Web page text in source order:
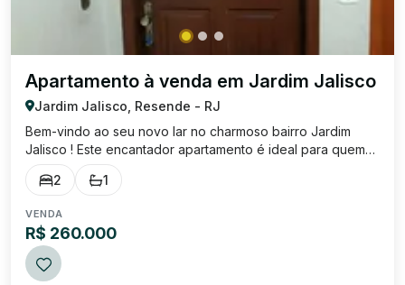
Apartamento à venda em Jardim Jalisco
Jardim Jalisco, Resende - RJ
Bem-vindo ao seu novo lar no charmoso bairro Jardim
Jalisco ! Este encantador apartamento é ideal para quem
busca conforto e praticidade. Dormitórios: 2. Banheiros: 1.
Salas: 1 Vagas: 1. Perfeito para quem deseja morar em um
2 1
VENDA
R$ 260.000